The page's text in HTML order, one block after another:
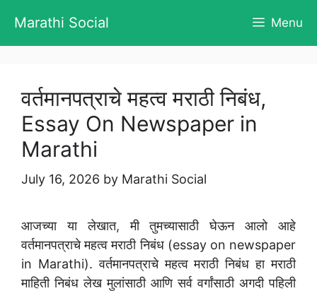
content
Marathi Social Menu
वर्तमानपत्राचे महत्व मराठी निबंध,
Essay On Newspaper in
Marathi
July 16, 2026 by Marathi Social
आजच्या या लेखात, मी तुमच्यासाठी घेऊन आलो आहे
वर्तमानपत्राचे महत्व मराठी निबंध (essay on newspaper
in Marathi). वर्तमानपत्राचे महत्व मराठी निबंध हा मराठी
माहिती निबंध लेख मुलांसाठी आणि सर्व वर्गांसाठी अगदी पहिली